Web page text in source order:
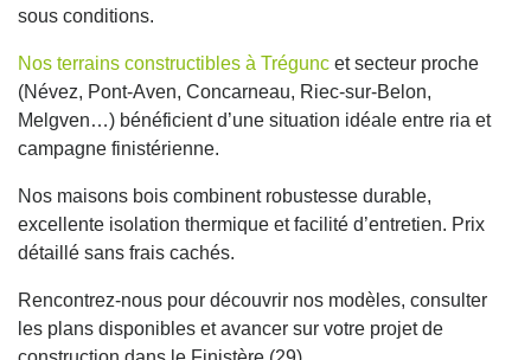
sous conditions.
Nos terrains constructibles à Trégunc et secteur proche
(Névez, Pont-Aven, Concarneau, Riec-sur-Belon,
Melgven…) bénéficient d’une situation idéale entre ria et
campagne finistérienne.
Nos maisons bois combinent robustesse durable,
excellente isolation thermique et facilité d’entretien. Prix
détaillé sans frais cachés.
Rencontrez-nous pour découvrir nos modèles, consulter
les plans disponibles et avancer sur votre projet de